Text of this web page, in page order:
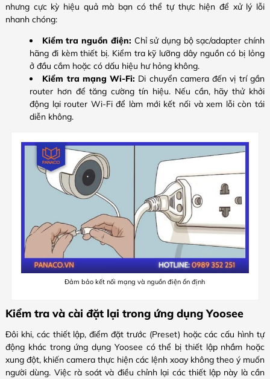
nhưng cực kỳ hiệu quả mà bạn có thể tự thực hiện để xử lý lỗi
nhanh chóng:
Kiểm tra nguồn điện: Chỉ sử dụng bộ sạc/adapter chính
hãng đi kèm thiết bị. Kiểm tra kỹ lưỡng dây nguồn có bị lỏng
ở đầu cắm hoặc có dấu hiệu hư hỏng không.
Kiểm tra mạng Wi-Fi: Di chuyển camera đến vị trí gần
router hơn để tăng cường tín hiệu. Nếu cần, hãy thử khởi
động lại router Wi-Fi để làm mới kết nối và xem lỗi còn tái
diễn không.
Đảm bảo kết nối mạng và nguồn điện ổn định
Kiểm tra và cài đặt lại trong ứng dụng Yoosee
Đôi khi, các thiết lập, điểm đặt trước (Preset) hoặc các cấu hình tự
động khác trong ứng dụng Yoosee có thể bị thiết lập nhầm hoặc
xung đột, khiến camera thực hiện các lệnh xoay không theo ý muốn
người dùng. Việc rà soát và điều chỉnh lại các thiết lập này là cần